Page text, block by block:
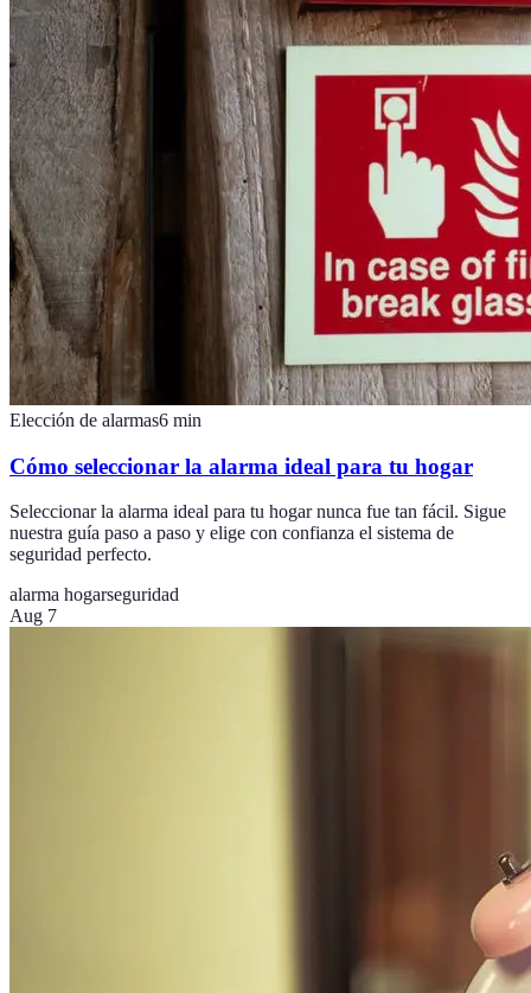
Elección de alarmas6 min
Cómo seleccionar la alarma ideal para tu hogar
Seleccionar la alarma ideal para tu hogar nunca fue tan fácil. Sigue
nuestra guía paso a paso y elige con confianza el sistema de
seguridad perfecto.
alarma hogarseguridad
Aug 7